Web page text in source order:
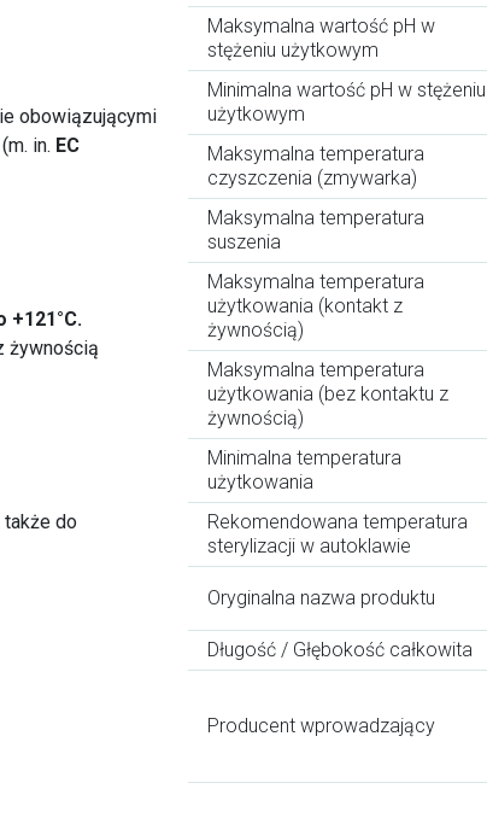
obowiązującymi
in. EC
+121°C.
żywnością
także do
Maksymalna wartość pH w
stężeniu użytkowym
Minimalna wartość pH w stężeniu
użytkowym
Maksymalna temperatura
czyszczenia (zmywarka)
Maksymalna temperatura
suszenia
Maksymalna temperatura
użytkowania (kontakt z
żywnością)
Maksymalna temperatura
użytkowania (bez kontaktu z
żywnością)
Minimalna temperatura
użytkowania
Rekomendowana temperatura
sterylizacji w autoklawie
Oryginalna nazwa produktu
Długość / Głębokość całkowita
Producent wprowadzający